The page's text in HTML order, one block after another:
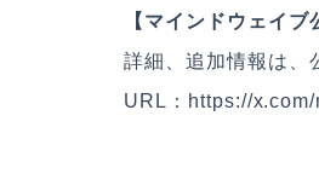
【マインドウェイブ
詳細、追加情報は、
URL： https://